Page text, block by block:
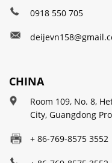
0918 550 705
CHINA
Room 109, No. 8,
City, Guangdong
+ 86-769-8575 3552